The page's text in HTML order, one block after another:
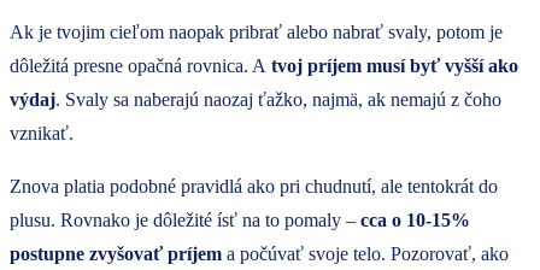
Ak je tvojim cieľom naopak pribrať alebo nabrať svaly, potom je
dôležitá presne opačná rovnica. A tvoj príjem musí byť vyšší ako
výdaj. Svaly sa naberajú naozaj ťažko, najmä, ak nemajú z čoho
vznikať.
Znova platia podobné pravidlá ako pri chudnutí, ale tentokrát do
plusu. Rovnako je dôležité ísť na to pomaly – cca o 10-15%
postupne zvyšovať príjem a počúvať svoje telo. Pozorovať, ako